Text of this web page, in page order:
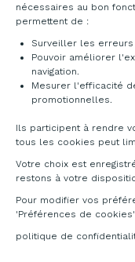
nécessaires au bon
permettent de :
Surveiller les
Pouvoir améliorer
navigation.
Mesurer l'efficacité
promotionnelles.
Ils participent à rendre
tous les cookies peut
Votre choix est
restons à votre
Pour modifier vos
'Préférences de
politique de
PRATICITÉ ET
MANAGER
professionnels,
dédiés aux
effet, le bureau
d'installation idéal
Découvrez
choisissez le
conseillers seront
dans votre choix